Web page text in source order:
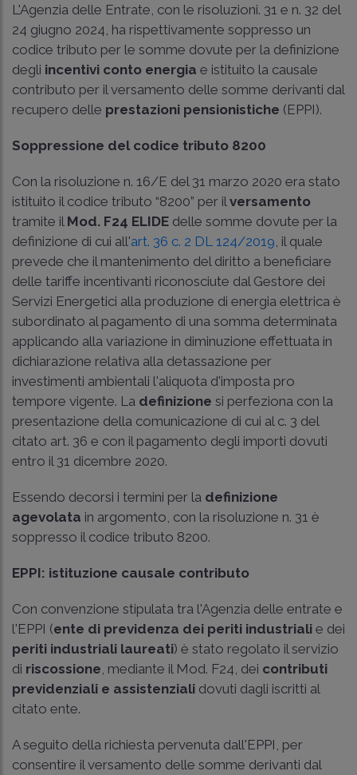
L'Agenzia delle Entrate, con le risoluzioni. 31 e n. 32 del
24 giugno 2024, ha rispettivamente soppresso un
codice tributo per le somme dovute per la definizione
degli incentivi conto energia e istituito la causale
contributo per il versamento delle somme derivanti dal
recupero delle prestazioni pensionistiche (EPPI).
Soppressione del codice tributo 8200
Con la risoluzione n. 16/E del 31 marzo 2020 era stato
istituito il codice tributo “8200” per il versamento
tramite il Mod. F24 ELIDE delle somme dovute per la
definizione di cui all'art. 36 c. 2 DL 124/2019 , il quale
prevede che il mantenimento del diritto a beneficiare
delle tariffe incentivanti riconosciute dal Gestore dei
Servizi Energetici alla produzione di energia elettrica è
subordinato al pagamento di una somma determinata
applicando alla variazione in diminuzione effettuata in
dichiarazione relativa alla detassazione per
investimenti ambientali l'aliquota d'imposta pro
tempore vigente. La definizione si perfeziona con la
presentazione della comunicazione di cui al c. 3 del
citato art. 36 e con il pagamento degli importi dovuti
entro il 31 dicembre 2020.
Essendo decorsi i termini per la definizione
agevolata in argomento, con la risoluzione n. 31 è
soppresso il codice tributo 8200.
EPPI: istituzione causale contributo
Con convenzione stipulata tra l'Agenzia delle entrate e
l'EPPI (ente di previdenza dei periti industriali e dei
periti industriali laureati) è stato regolato il servizio
di riscossione , mediante il Mod. F24, dei contributi
previdenziali e assistenziali dovuti dagli iscritti al
citato ente.
A seguito della richiesta pervenuta dall'EPPI, per
consentire il versamento delle somme derivanti dal